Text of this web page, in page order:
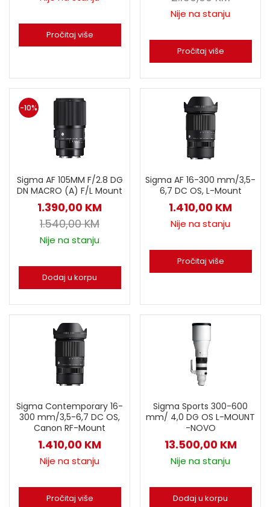
Pročitaj više
Nije na stanju
Pročitaj više
-10%
Sigma AF 105MM F/2.8 DG
DN MACRO (A) F/L Mount
1.390,00 KM
1.540,00KM
Nije na stanju
Dodaj u korpu
Sigma AF 16-300 mm/3,5-
6,7 DC OS, L-Mount
1.410,00 KM
Nije na stanju
Pročitaj više
Sigma Contemporary 16-
300 mm/3,5-6,7 DC OS,
Canon RF-Mount
1.410,00 KM
Nije na stanju
Pročitaj više
Sigma Sports 300-600
mm/ 4,0 DG OS L-MOUNT
-NOVO
13.500,00 KM
Nije na stanju
Dodaj u korpu